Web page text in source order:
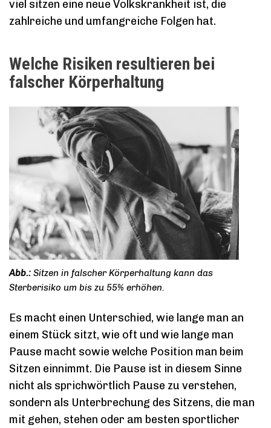
viel sitzen eine neue Volkskrankheit ist, die
zahlreiche und umfangreiche Folgen hat.
Welche Risiken resultieren bei
falscher Körperhaltung
Sitzen in falscher Körperhaltung kann das
Sterberisiko um bis zu 55% erhöhen.
Es macht einen Unterschied, wie lange man an
einem Stück sitzt, wie oft und wie lange man
Pause macht sowie welche Position man beim
Sitzen einnimmt. Die Pause ist in diesem Sinne
nicht als sprichwörtlich Pause zu verstehen,
sondern als Unterbrechung des Sitzens, die man
mit gehen, stehen oder am besten sportlicher